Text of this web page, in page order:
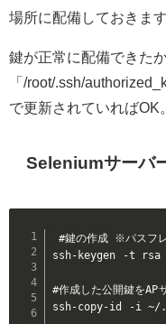
場所に配備しておきます
鍵が正常に配備できた
「/root/.ssh/
で更新されていればOK。
Seleniumサーバ
#鍵の作成 ※パスフ
ssh-keygen -t rsa
#作成した公開鍵をAP
ssh-copy-id -i ~/